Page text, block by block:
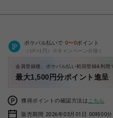
ポケパル払いで 0〜0ポイント
（1P=1円）※キャンペーン分除く
会員登録後、ポケパル払い初回登録&利用
最大1,500円分ポイント進呈
獲得ポイントの確認方法は こちら
販売期間 2026年03月01日 00時00